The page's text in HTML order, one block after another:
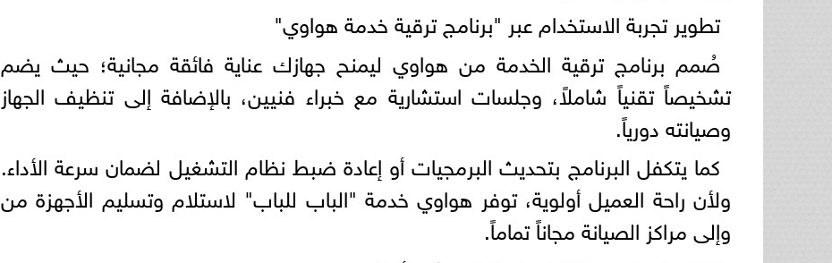
تطوير تجربة الاستخدام عبر "برنامج ترقية خدمة هواوي"
صُمم برنامج ترقية الخدمة من هواوي ليمنح جهازك عناية فائقة مجانية؛ حيث يضم
تشخيصاً تقنياً شاملاً، وجلسات استشارية مع خبراء فنيين، بالإضافة إلى تنظيف الجهاز
وصيانته دورياً.
كما يتكفل البرنامج بتحديث البرمجيات أو إعادة ضبط نظام التشغيل لضمان سرعة الأداء.
ولأن راحة العميل أولوية، توفر هواوي خدمة "الباب للباب" لاستلام وتسليم الأجهزة من
وإلى مراكز الصيانة مجاناً تماماً.